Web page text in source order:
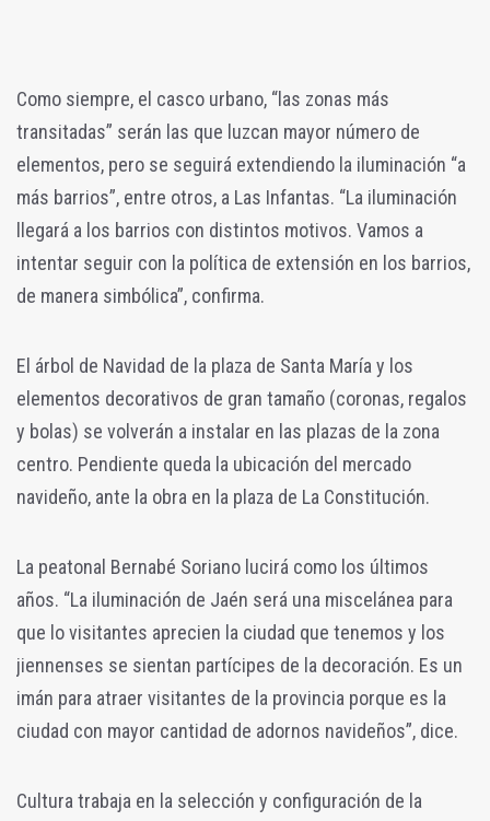
Como siempre, el casco urbano, “las zonas más
transitadas” serán las que luzcan mayor número de
elementos, pero se seguirá extendiendo la iluminación “a
más barrios”, entre otros, a Las Infantas. “La iluminación
llegará a los barrios con distintos motivos. Vamos a
intentar seguir con la política de extensión en los barrios,
de manera simbólica”, confirma.
El árbol de Navidad de la plaza de Santa María y los
elementos decorativos de gran tamaño (coronas, regalos
y bolas) se volverán a instalar en las plazas de la zona
centro. Pendiente queda la ubicación del mercado
navideño, ante la obra en la plaza de La Constitución.
La peatonal Bernabé Soriano lucirá como los últimos
años. “La iluminación de Jaén será una miscelánea para
que lo visitantes aprecien la ciudad que tenemos y los
jiennenses se sientan partícipes de la decoración. Es un
imán para atraer visitantes de la provincia porque es la
ciudad con mayor cantidad de adornos navideños”, dice.
Cultura trabaja en la selección y configuración de la